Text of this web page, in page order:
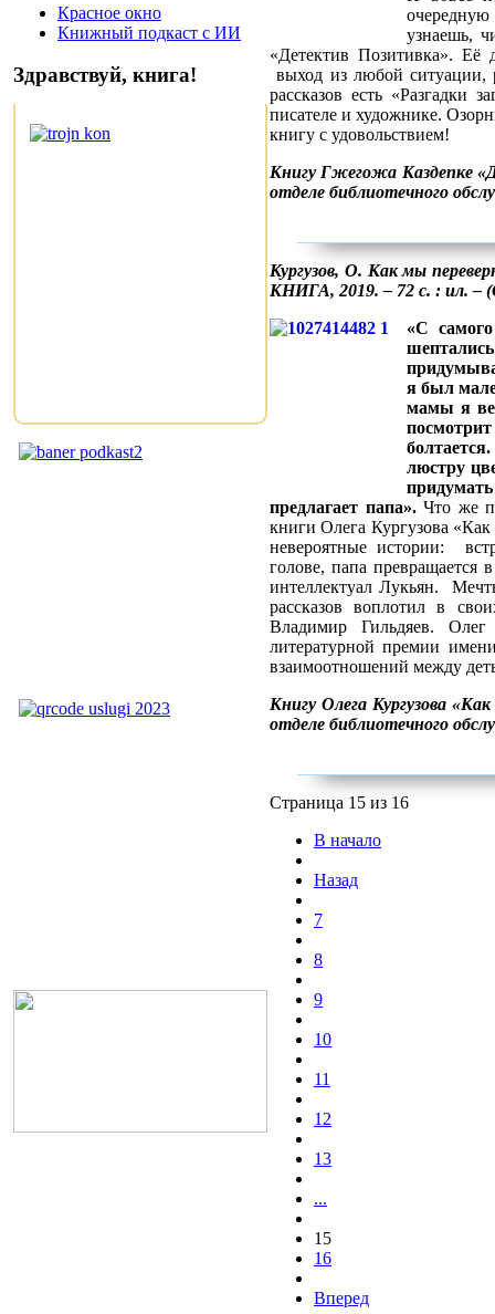
Красное окно
Книжный подкаст с ИИ
Здравствуй, книга!
очередную
узнаешь,
«Детектив Позитивка».
выход из любой ситуации,
рассказов есть «Разгадки
писателе и художнике.
книгу с удовольствием!
Книгу Гжегожа Каздепке
отделе библиотечного
Кургузов, О. Как мы
КНИГА, 2019. – 72 с. : ил. –
«С
я был
мамы я
люстру
предлагает папа». Что же
книги Олега Кургузова
невероятные истории:
голове, папа
интеллектуал Лукьян.
рассказов воплотил в
Владимир Гильдяев.
литературной премии
взаимоотношений между
Книгу Олега Кургузова
отделе библиотечного
Страница 15 из 16
В начало
Назад
7
8
9
10
11
12
13
...
15
16
Вперед